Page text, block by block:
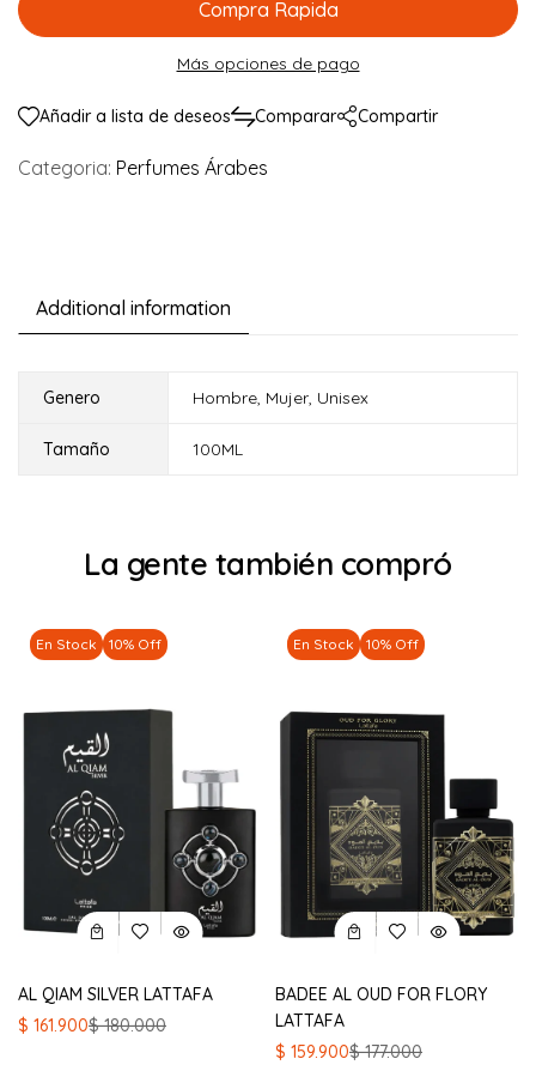
Compra Rapida
Más opciones de pago
Añadir a lista de deseos Comparar Compartir
Categoria: Perfumes Árabes
Additional information
Genero Hombre, Mujer, Unisex
Tamaño 100ML
La gente también compró
En Stock 10% Off
AL QIAM SILVER LATTAFA
$180.000
El
$ 161.900
El
En Stock 10% Off
BADEE AL OUD FOR FLORY
LATTAFA
$177.000
El
$ 159.900
El